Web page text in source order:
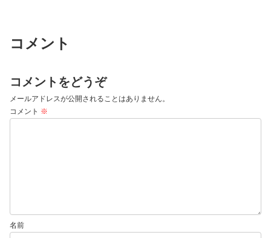
コメント
コメントをどうぞ
メールアドレスが公開されることはありません。
コメント ※
名前